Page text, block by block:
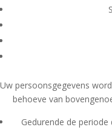
Uw persoonsgegevens
behoeve van
Gedurende de